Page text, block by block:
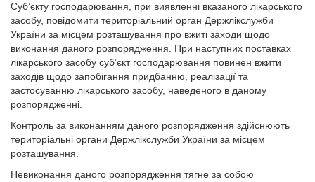
Суб’єкту господарювання, при виявленні вказаного лікарського
засобу, повідомити територіальний орган Держлікслужби
України за місцем розташування про вжиті заходи щодо
виконання даного розпорядження. При наступних поставках
лікарського засобу суб’єкт господарювання повинен вжити
заходів щодо запобігання придбанню, реалізації та
застосуванню лікарського засобу, наведеного в даному
розпорядженні.
Контроль за виконанням даного розпорядження здійснюють
територіальні органи Держлікслужби України за місцем
розташування.
Невиконання даного розпорядження тягне за собою